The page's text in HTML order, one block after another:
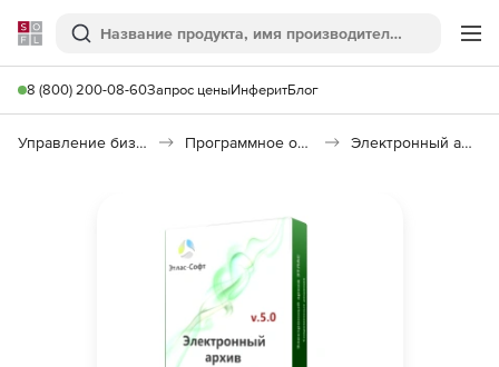
Softline
Поиск
8 (800) 200-08-60Запрос ценыИнферитБлог
Управление бизнесом, CRM/ERP Программное обеспечение для работы с документами Электронный архив ЭТЛАС